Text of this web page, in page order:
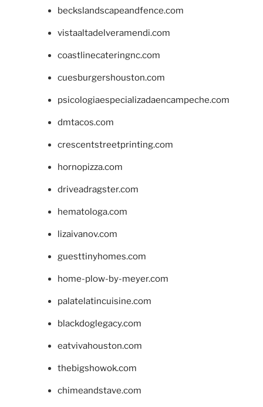
beckslandscapeandfence.com
vistaaltadelveramendi.com
coastlinecateringnc.com
cuesburgershouston.com
psicologiaespecializadaencampeche.com
dmtacos.com
crescentstreetprinting.com
hornopizza.com
driveadragster.com
hematologa.com
lizaivanov.com
guesttinyhomes.com
home-plow-by-meyer.com
palatelatincuisine.com
blackdoglegacy.com
eatvivahouston.com
thebigshowok.com
chimeandstave.com